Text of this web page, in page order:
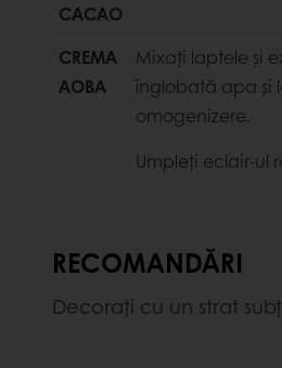
CACAO
CREMA
AOBA
Mixați laptele și
înglobată apa și
omogenizere.
Umpleți eclair-ul
RECOMANDĂRI
Decorați cu un strat